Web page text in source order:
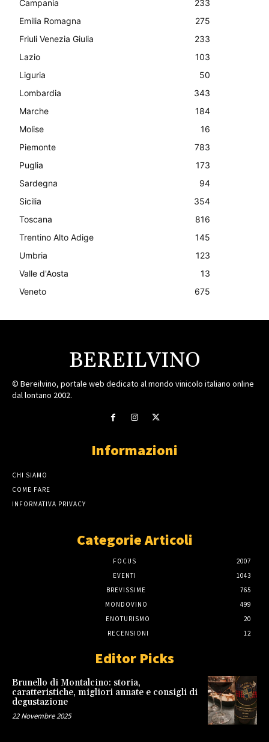
Campania
233
Emilia Romagna
275
Friuli Venezia Giulia
233
Lazio
103
Liguria
50
Lombardia
343
Marche
184
Molise
16
Piemonte
783
Puglia
173
Sardegna
94
Sicilia
354
Toscana
816
Trentino Alto Adige
145
Umbria
123
Valle d'Aosta
13
Veneto
675
BEREILVINO
© Bereilvino, portale web dedicato al mondo vinicolo italiano online
dal lontano 2002.
Informazioni
CHI SIAMO
COME FARE
INFORMATIVA PRIVACY
Categorie Articoli
FOCUS
2007
EVENTI
1043
BREVISSIME
765
MONDOVINO
499
ENOTURISMO
20
RECENSIONI
12
Editor Picks
Brunello di Montalcino: storia,
caratteristiche, migliori annate e consigli di
degustazione
22 Novembre 2025